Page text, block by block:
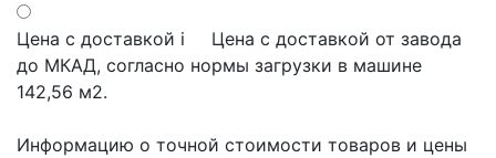
Цена с доставкой i
Цена с доставкой от завода
до МКАД, согласно нормы загрузки в машине
142,56 м2.
Информацию о точной стоимости товаров и цены